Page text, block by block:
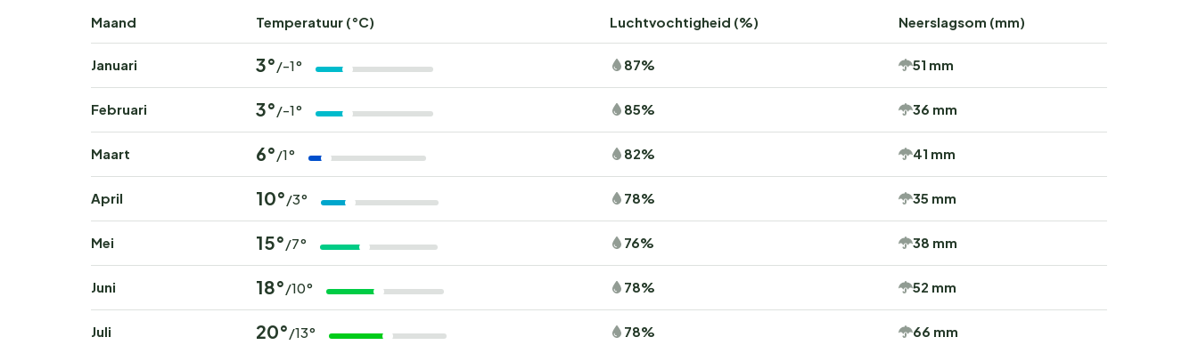
Maand Temperatuur (°C) Luchtvochtigheid (%) Neerslagsom (mm)
Januari 3° /-1° 87% 51 mm
Februari 3° /-1° 85% 36 mm
Maart 6° /1° 82% 41 mm
April 10° /3° 78% 35 mm
Mei 15° /7° 76% 38 mm
Juni 18° /10° 78% 52 mm
Juli 20° /13° 78% 66 mm